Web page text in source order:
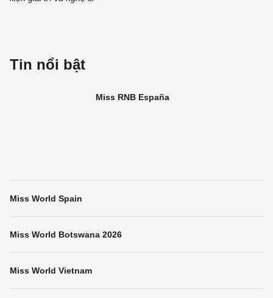
Tin nổi bật
Miss RNB España
Miss World Spain
Miss World Botswana 2026
Miss World Vietnam